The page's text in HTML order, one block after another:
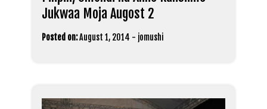
Jukwaa Moja Augost 2
Posted on:August 1, 2014 - jomushi